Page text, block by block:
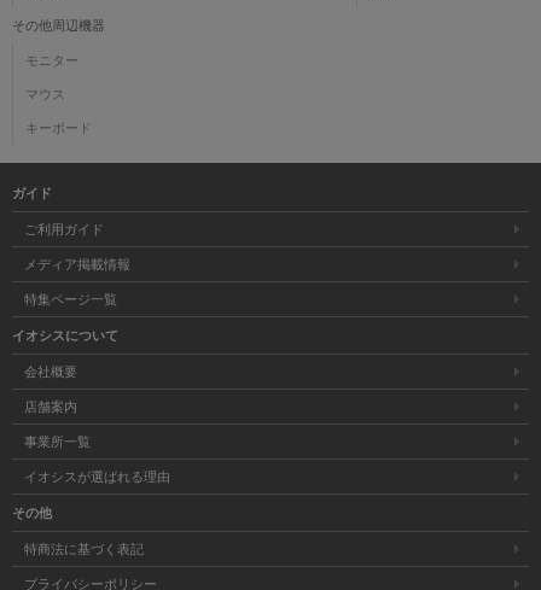
その他周辺機器
モニター
マウス
キーボード
ガイド
ご利用ガイド
メディア掲載情報
特集ページ一覧
イオシスについて
会社概要
店舗案内
事業所一覧
イオシスが選ばれる理由
その他
特商法に基づく表記
プライバシーポリシー